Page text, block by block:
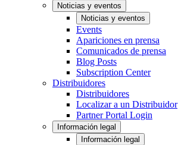
Noticias y eventos
Noticias y eventos
Events
Apariciones en prensa
Comunicados de prensa
Blog Posts
Subscription Center
Distribuidores
Distribuidores
Localizar a un Distribuidor
Partner Portal Login
Información legal
Información legal